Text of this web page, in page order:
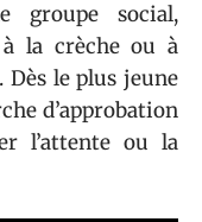
groupe social,
la crèche ou à
Dès le plus jeune
d’approbation
l’attente ou la